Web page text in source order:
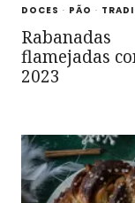
DOCES · PÃO ·
Rabanadas
flamejadas
2023